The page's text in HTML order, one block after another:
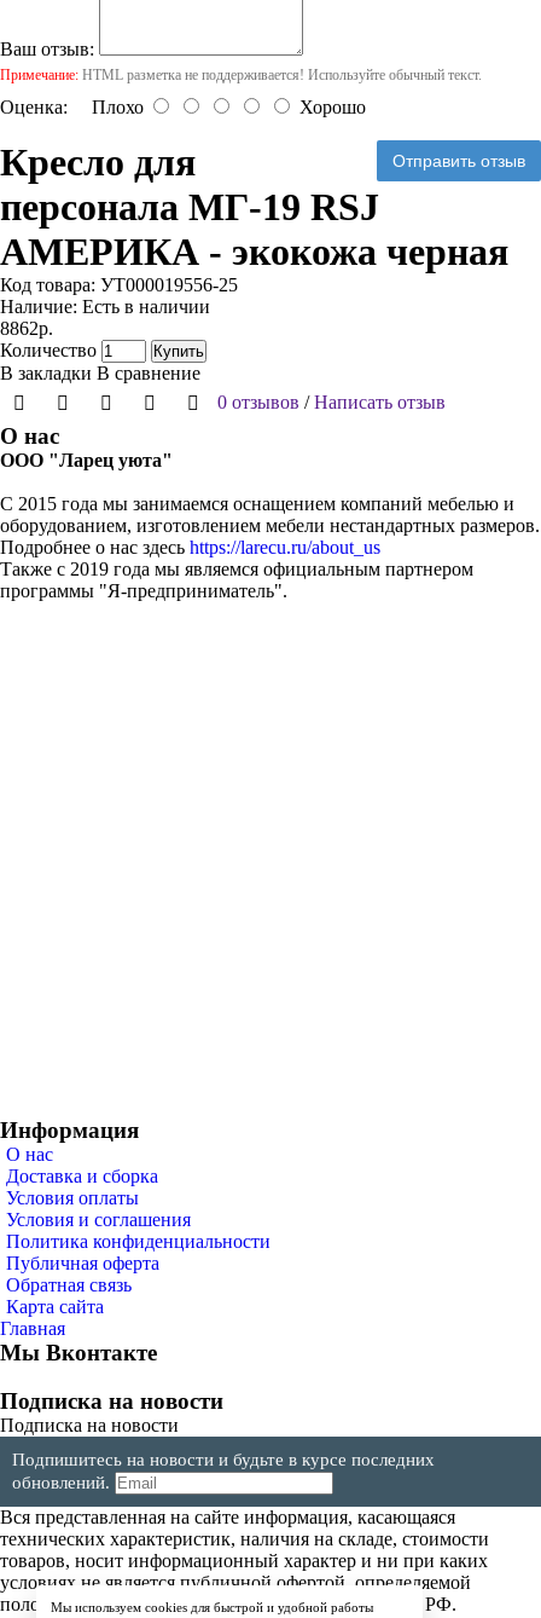
Ваш отзыв:
Примечание: HTML разметка не поддерживается! Используйте обычный текст.
Оценка: Плохо Хорошо
Отправить отзыв
Кресло для
персонала МГ-19 RSJ
АМЕРИКА - экокожа черная
Код товара: УТ000019556-25
Наличие: Есть в наличии
8862р.
Количество
Купить
В закладки В сравнение
0 отзывов /Написать отзыв
О нас
ООО "Ларец уюта"
С 2015 года мы занимаемся оснащением компаний мебелью и
оборудованием, изготовлением мебели нестандартных размеров.
Подробнее о нас здесь https://larecu.ru/about_us
Также с 2019 года мы являемся официальным партнером
программы "Я-предприниматель".
Информация
О нас
Доставка и сборка
Условия оплаты
Условия и соглашения
Политика конфиденциальности
Публичная оферта
Обратная связь
Карта сайта
Главная
Мы Вконтакте
Подписка на новости
Подписка на новости
Подпишитесь на новости и будьте в курсе последних
обновлений.
Вся представленная на сайте информация, касающаяся
технических характеристик, наличия на складе, стоимости
товаров, носит информационный характер и ни при каких
условиях не является публичной офертой, определяемой
положениями Статьи 437(2) Гражданского кодекса РФ.
Мы используем cookies для быстрой и удобной работы